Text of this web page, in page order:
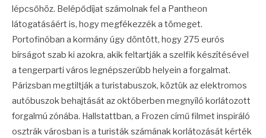
lépcsőhöz. Belépődíjat számolnak fel a Pantheon
látogatásáért is, hogy megfékezzék a tömeget.
Portofinóban a kormány úgy döntött, hogy 275 eurós
bírságot szab ki azokra, akik feltartják a szelfik készítésével
a tengerparti város legnépszerűbb helyein a forgalmat.
Párizsban megtiltják a turistabuszok, köztük az elektromos
autóbuszok behajtását az októberben megnyíló korlátozott
forgalmú zónába. Hallstattban, a Frozen című filmet inspiráló
osztrák városban is a turisták számának korlátozását kérték